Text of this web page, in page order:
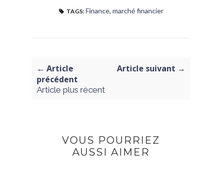
TAGS: Finance, marché financier
← Article
précédent
Article plus récent
Article suivant →
VOUS POURRIEZ
AUSSI AIMER